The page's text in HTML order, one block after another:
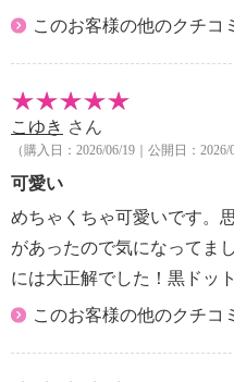
このお客様の他のクチコ
こゆき さん
（購入日：2026/06/19｜公開日：2026/
可愛い
めちゃくちゃ可愛いです。
があったので気になってま
には大正解でした！黒ドッ
このお客様の他のクチコ